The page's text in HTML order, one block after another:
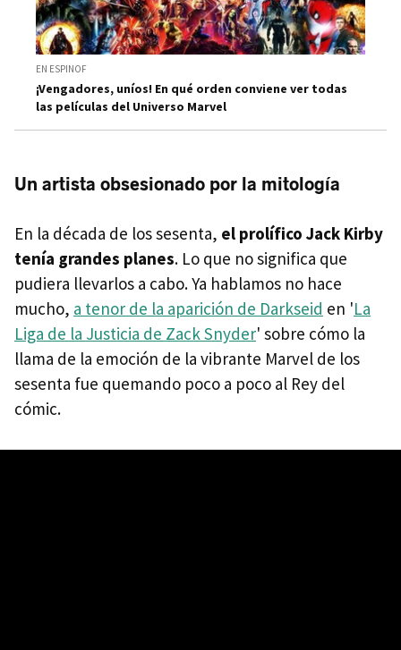
EN ESPINOF
¡Vengadores, uníos! En qué orden conviene ver todas
las películas del Universo Marvel
Un artista obsesionado por la mitología
En la década de los sesenta, el prolífico Jack Kirby
tenía grandes planes. Lo que no significa que
pudiera llevarlos a cabo. Ya hablamos no hace
mucho, a tenor de la aparición de Darkseid en 'La
Liga de la Justicia de Zack Snyder' sobre cómo la
llama de la emoción de la vibrante Marvel de los
sesenta fue quemando poco a poco al Rey del
cómic.